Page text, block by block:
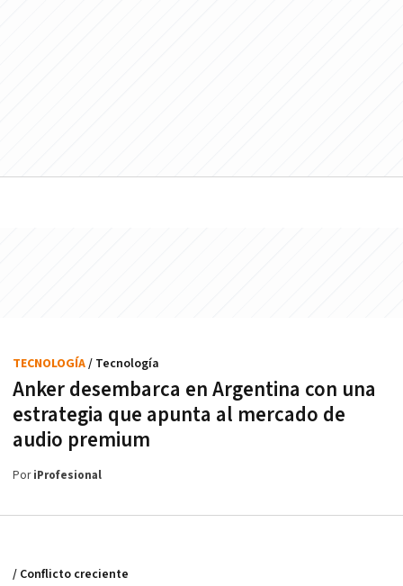
Anker desembarca en Argentina con una
estrategia que apunta al mercado de
audio premium
TECNOLOGÍA/ Tecnología
PoriProfesional
/ Conflicto creciente